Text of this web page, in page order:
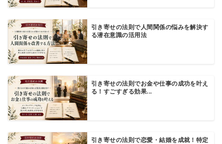
引き寄せの法則で人間関係の悩みを解決す
る潜在意識の活用法
引き寄せの法則でお金や仕事の成功を叶え
る！すごすぎる効果...
引き寄せの法則で恋愛・結婚を成就！特定